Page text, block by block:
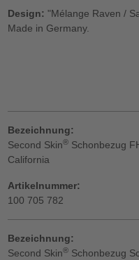
Design: "Mélange Raven /
Made in Germany.
Bezeichnung:
Second Skin® Schonbezug
California
Artikelnummer:
100 705 782
Bezeichnung:
Second Skin® Schonbezug